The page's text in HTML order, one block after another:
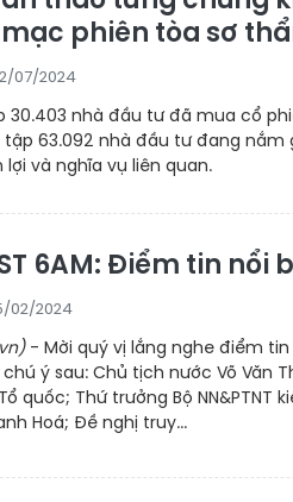
mạc phiên tòa sơ
07/2024
30.403 nhà đầu tư đã mua cổ
63.092 nhà đầu tư đang nắm
và nghĩa vụ liên quan.
6AM: Điểm tin nổi
02/2024
- Mời quý vị lắng nghe điểm
ý sau: Chủ tịch nước Võ Văn
quốc; Thứ trưởng Bộ NN&PTNT
Hoá; Đề nghị truy...